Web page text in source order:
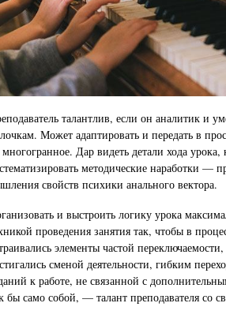
талантлив, если он аналитик и
Может адаптировать и передать в
Дар видеть детали хода
методические наработки —
свойств психики анального вектора.
и выстроить логику урока
проведения занятия так, чтобы в
элементы частой
сменой деятельности, гибким
к работе, не связанной с
бы само собой, — талант преподавателя со